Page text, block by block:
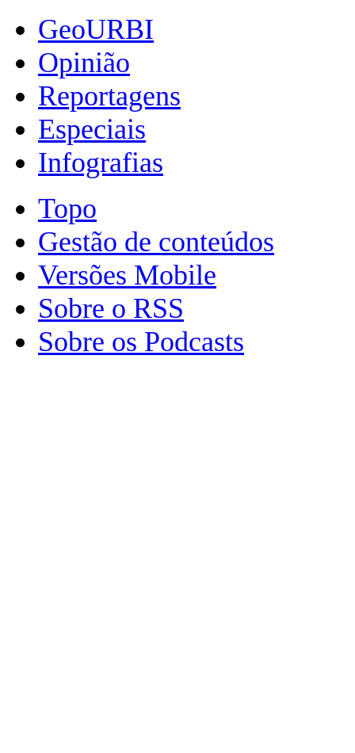
GeoURBI
Opinião
Reportagens
Especiais
Infografias
Topo
Gestão de conteúdos
Versões Mobile
Sobre o RSS
Sobre os Podcasts